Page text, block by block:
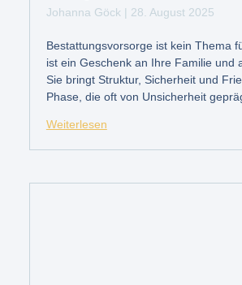
Johanna Göck 28. August 2025
Bestattungsvorsorge ist kein Thema
ist ein Geschenk an Ihre Familie und
Sie bringt Struktur, Sicherheit und
Phase, die oft von Unsicherheit
Weiterlesen